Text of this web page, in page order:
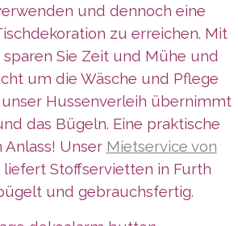
und dennoch eine
zu erreichen. Mit
Sie Zeit und Mühe und
um die Wäsche und Pflege
Hussenverleih übernimmt
das Bügeln. Eine praktische
Unser Mietservice von
liefert Stoffservietten in Furth
und gebrauchsfertig.